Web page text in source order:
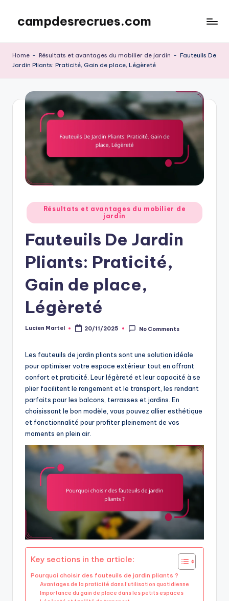
content
campdesrecrues.com
Home - Résultats et avantages du mobilier de jardin - Fauteuils De
Jardin Pliants: Praticité, Gain de place, Légèreté
Posted
in
Résultats et avantages du mobilier de
jardin
Fauteuils De Jardin
Pliants: Praticité,
Gain de place,
Légèreté
Posted
Lucien Martel 20/11/2025 No Comments
Les fauteuils de jardin pliants sont une solution idéale
pour optimiser votre espace extérieur tout en offrant
confort et praticité. Leur légèreté et leur capacité à se
plier facilitent le rangement et le transport, les rendant
parfaits pour les balcons, terrasses et jardins. En
choisissant le bon modèle, vous pouvez allier esthétique
et fonctionnalité pour profiter pleinement de vos
moments en plein air.
Key sections in the article:
Pourquoi choisir des fauteuils de jardin pliants ?
Avantages de la praticité dans l’utilisation quotidienne
Importance du gain de place dans les petits espaces